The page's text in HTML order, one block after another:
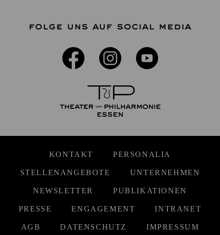
FOLGE UNS AUF SOCIAL MEDIA
KONTAKT PERSONALIA
STELLENANGEBOTE UNTERNEHMEN
NEWSLETTER PUBLIKATIONEN
PRESSE ENGAGEMENT INTRANET
AGB DATENSCHUTZ IMPRESSUM